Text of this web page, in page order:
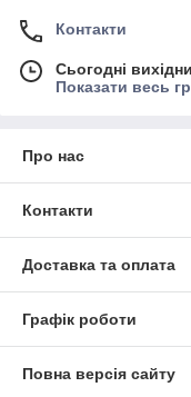
Контакти
Сьогодні
Показати весь
Про нас
Контакти
Доставка та оплата
Графік роботи
Повна версія сайту